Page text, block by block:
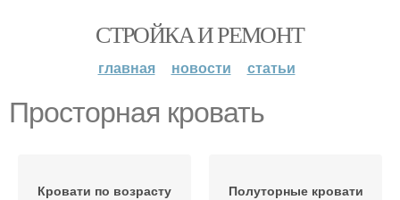
СТРОЙКА И РЕМОНТ
главная новости статьи
Просторная кровать
Кровати по возрасту Полуторные кровати